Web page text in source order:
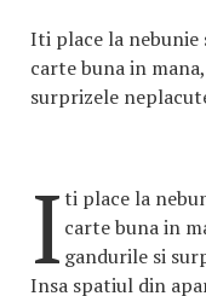
Iti place la nebunie
carte buna in
surprizele
Iti place la
carte buna in
gandurile si
Insa spatiul din